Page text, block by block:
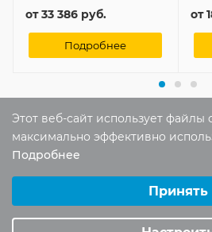
от33 386 руб.
Подробнее
от
Отзывы
Помогите другим
Этот веб-сайт использует файлы
максимально эффективно
Подробнее
Аналитические/Функциональные
Принять